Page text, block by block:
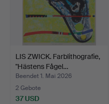
LIS ZWICK. Farblithografie,
"Hästens Fågel…
Beendet 1. Mai 2026
2 Gebote
37 USD